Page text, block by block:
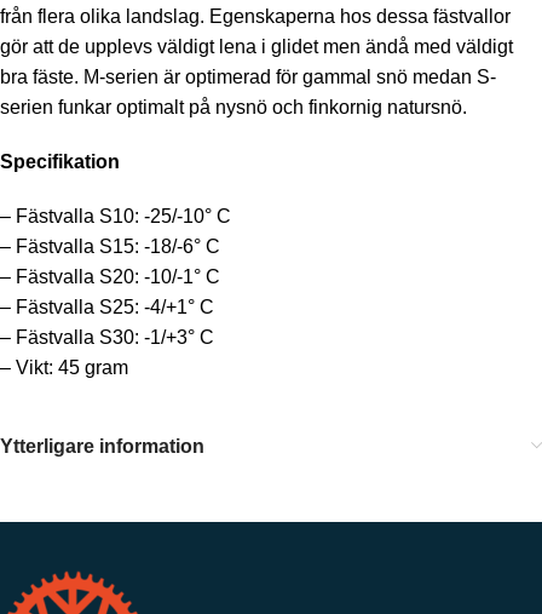
från flera olika landslag. Egenskaperna hos dessa fästvallor
gör att de upplevs väldigt lena i glidet men ändå med väldigt
bra fäste. M-serien är optimerad för gammal snö medan S-
serien funkar optimalt på nysnö och finkornig natursnö.
Specifikation
– Fästvalla S10: -25/-10° C
– Fästvalla S15: -18/-6° C
– Fästvalla S20: -10/-1° C
– Fästvalla S25: -4/+1° C
– Fästvalla S30: -1/+3° C
– Vikt: 45 gram
Ytterligare information